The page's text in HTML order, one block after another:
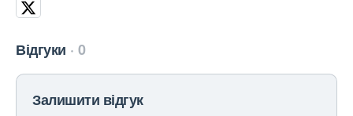
Відгуки 0
Залишити відгук